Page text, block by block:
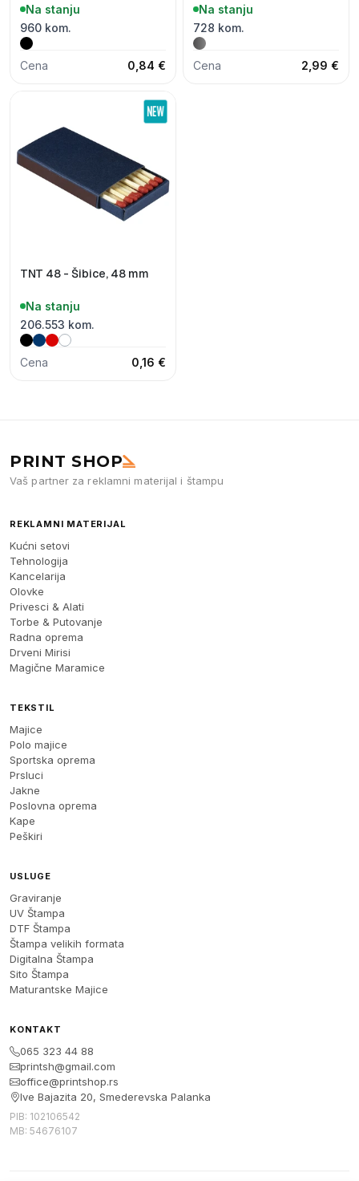
Na stanju
960 kom.
Cena 0,84 €
Na stanju
728 kom.
Cena 2,99 €
TNT 48 - Šibice, 48 mm
Na stanju
206.553 kom.
Cena 0,16 €
PRINT SHOP
Vaš partner za reklamni materijal i štampu
REKLAMNI MATERIJAL
Kućni setovi
Tehnologija
Kancelarija
Olovke
Privesci & Alati
Torbe & Putovanje
Radna oprema
Drveni Mirisi
Magične Maramice
TEKSTIL
Majice
Polo majice
Sportska oprema
Prsluci
Jakne
Poslovna oprema
Kape
Peškiri
USLUGE
Graviranje
UV Štampa
DTF Štampa
Štampa velikih formata
Digitalna Štampa
Sito Štampa
Maturantske Majice
KONTAKT
065 323 44 88
printsh@gmail.com
office@printshop.rs
Ive Bajazita 20, Smederevska Palanka
PIB: 102106542
MB: 54676107